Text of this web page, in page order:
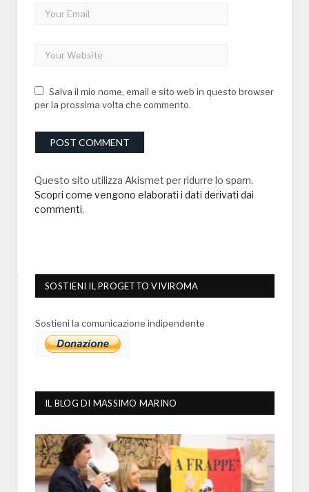
Salva il mio nome, email e sito web in questo browser
per la prossima volta che commento.
Questo sito utilizza Akismet per ridurre lo spam.
Scopri come vengono elaborati i dati derivati dai
commenti.
SOSTIENI IL PROGETTO VIVIROMA
Sostieni la comunicazione indipendente
IL BLOG DI MASSIMO MARINO